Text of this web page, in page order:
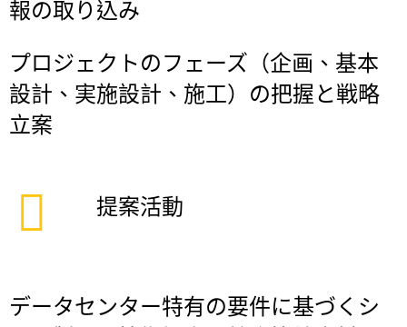
報の取り込み
プロジェクトのフェーズ（企画、基本
設計、実施設計、施工）の把握と戦略
立案
提案活動
データセンター特有の要件に基づくシ